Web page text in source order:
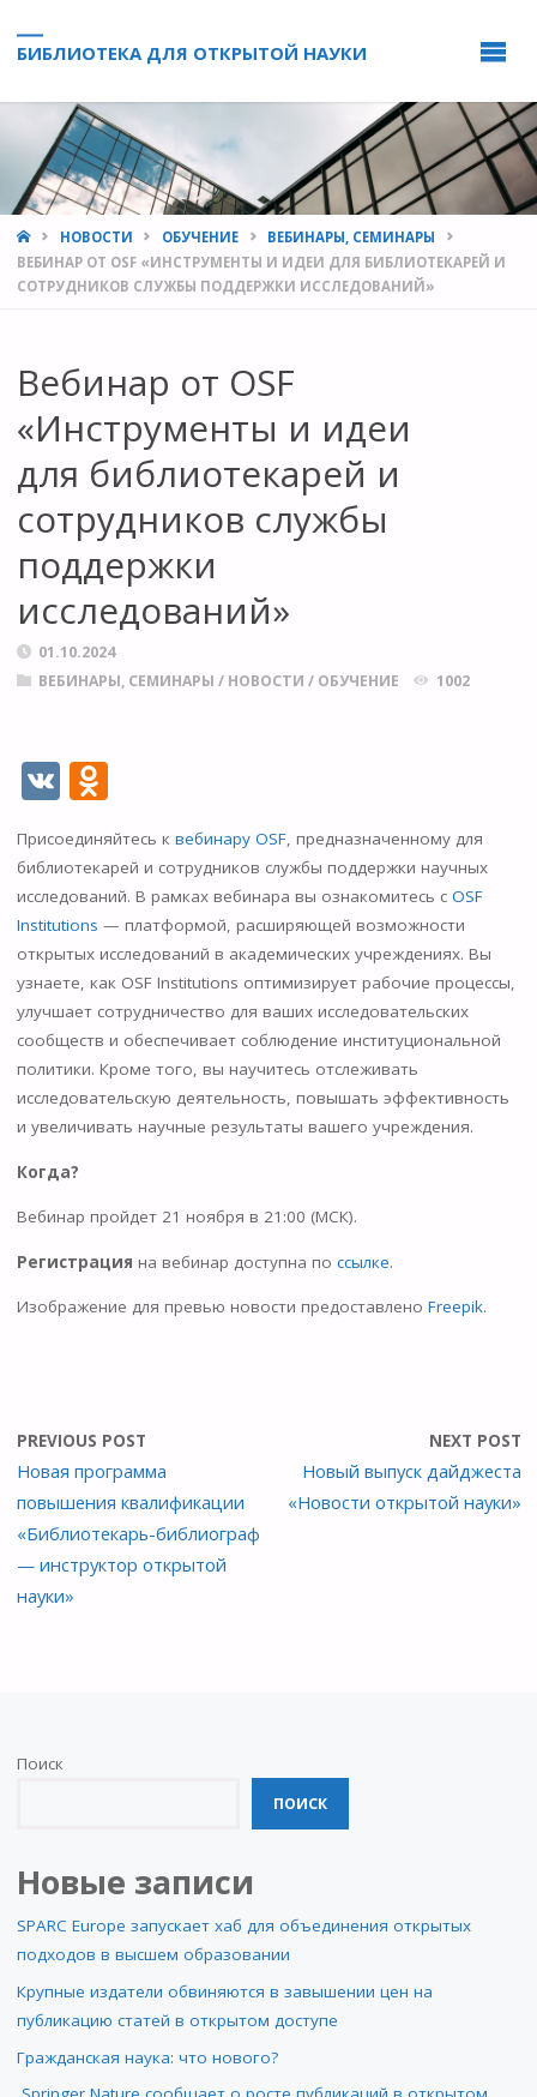
БИБЛИОТЕКА ДЛЯ ОТКРЫТОЙ НАУКИ
HOMEНОВОСТИ ОБУЧЕНИЕ
ВЕБИНАРЫ, СЕМИНАРЫ
ВЕБИНАР ОТ OSF «ИНСТРУМЕНТЫ И ИДЕИ ДЛЯ БИБЛИОТЕКАРЕЙ И
СОТРУДНИКОВ СЛУЖБЫ ПОДДЕРЖКИ ИССЛЕДОВАНИЙ»
Вебинар от OSF
«Инструменты и идеи
для библиотекарей и
сотрудников службы
поддержки
исследований»
01.10.2024
ВЕБИНАРЫ, СЕМИНАРЫ / НОВОСТИ / ОБУЧЕНИЕ 1002
V O
d
n
o
kl
as
s
ni
ki
Присоединяйтесь к вебинару OSF, предназначенному для
библиотекарей и сотрудников службы поддержки научных
исследований. В рамках вебинара вы ознакомитесь с OSF
Institutions — платформой, расширяющей возможности
открытых исследований в академических учреждениях. Вы
узнаете, как OSF Institutions оптимизирует рабочие процессы,
улучшает сотрудничество для ваших исследовательских
сообществ и обеспечивает соблюдение институциональной
политики. Кроме того, вы научитесь отслеживать
исследовательскую деятельность, повышать эффективность
и увеличивать научные результаты вашего учреждения.
Когда?
Вебинар пройдет 21 ноября в 21:00 (МСК).
Регистрация на вебинар доступна по ссылке.
Изображение для превью новости предоставлено Freepik.
PREVIOUS POST
Новая программа
повышения квалификации
«Библиотекарь-библиограф
— инструктор открытой
науки»
NEXT POST
Новый выпуск дайджеста
«Новости открытой науки»
Поиск
ПОИСК
Новые записи
SPARC Europe запускает хаб для объединения открытых
подходов в высшем образовании
Крупные издатели обвиняются в завышении цен на
публикацию статей в открытом доступе
Гражданская наука: что нового?